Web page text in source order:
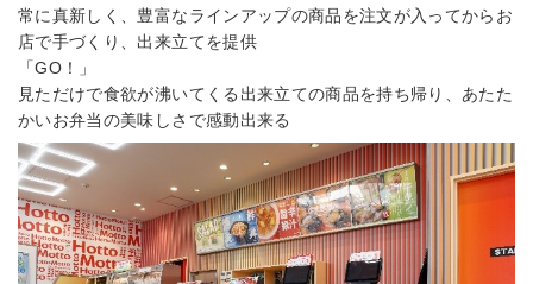
常に真新しく、豊富なラインアップの商品を注文が入ってからお
店で手づくり、出来立てを提供
「GO！」
見ただけで食欲が沸いてくる出来立ての商品を持ち帰り、あたた
かいお弁当の美味しさで感動出来る